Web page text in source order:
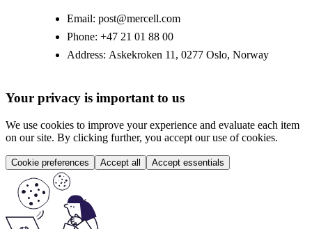
Email: post@mercell.com
Phone: +47 21 01 88 00
Address: Askekroken 11, 0277 Oslo, Norway
Your privacy is important to us
We use cookies to improve your experience and evaluate each item
on our site. By clicking further, you accept our use of cookies.
Cookie preferences Accept all Accept essentials